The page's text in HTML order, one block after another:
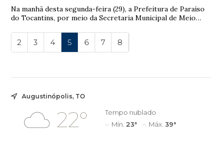
Na manhã desta segunda-feira (29), a Prefeitura de Paraíso
do Tocantins, por meio da Secretaria Municipal de Meio
2 3 4 5 6 7 8
Augustinópolis, TO
22°
Tempo nublado
Mín. 23° Máx. 39°